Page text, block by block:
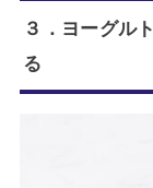
３．ヨーグル
る